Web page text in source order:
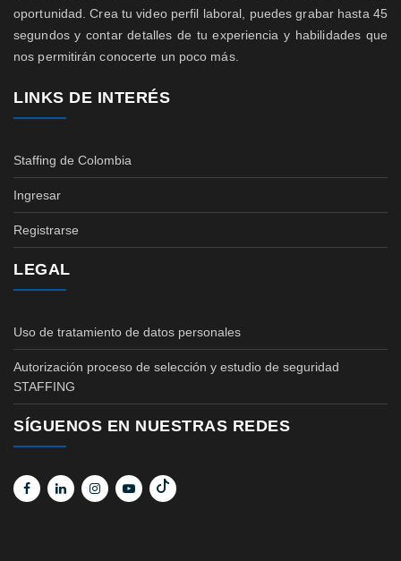
oportunidad. Crea tu video perfil laboral, puedes grabar hasta 45
segundos y contar detalles de tu experiencia y habilidades que
nos permitirán conocerte un poco más.
LINKS DE INTERÉS
Staffing de Colombia
Ingresar
Registrarse
LEGAL
Uso de tratamiento de datos personales
Autorización proceso de selección y estudio de seguridad
STAFFING
SÍGUENOS EN NUESTRAS REDES